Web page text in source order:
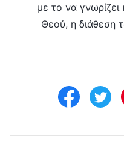
με το να
Θεού, η διάθεση